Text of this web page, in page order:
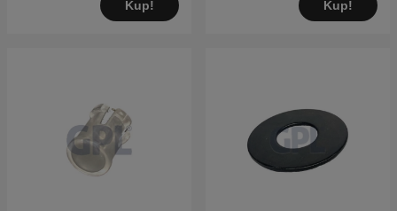
Kup! Kup!